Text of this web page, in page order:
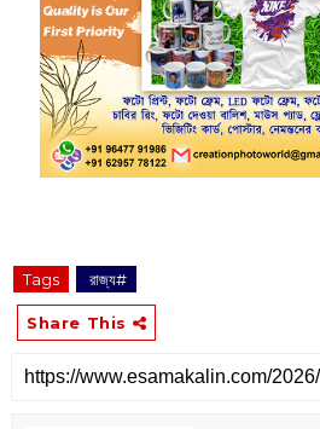
Tags ‌ রাজ্য#
Share This